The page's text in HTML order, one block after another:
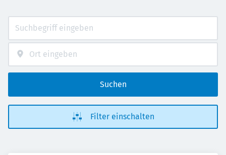
Suchen
Filter einschalten